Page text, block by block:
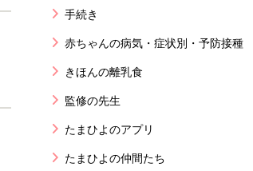
手続き
赤ちゃんの病気・症状別・予防接種
きほんの離乳食
監修の先生
たまひよのアプリ
たまひよの仲間たち